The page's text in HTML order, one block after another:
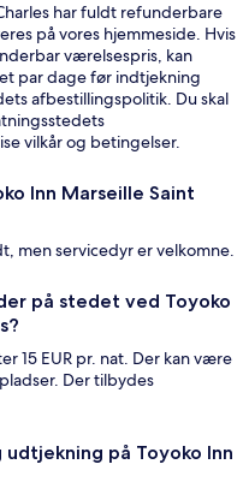
har fuldt refunderbare
på vores hjemmeside. Hvis
værelsespris, kan
par dage før indtjekning
afbestillingspolitik. Du skal
vilkår og betingelser.
Inn Marseille Saint
men servicedyr er velkomne.
på stedet ved Toyoko
15 EUR pr. nat. Der kan være
Der tilbydes
på Toyoko Inn